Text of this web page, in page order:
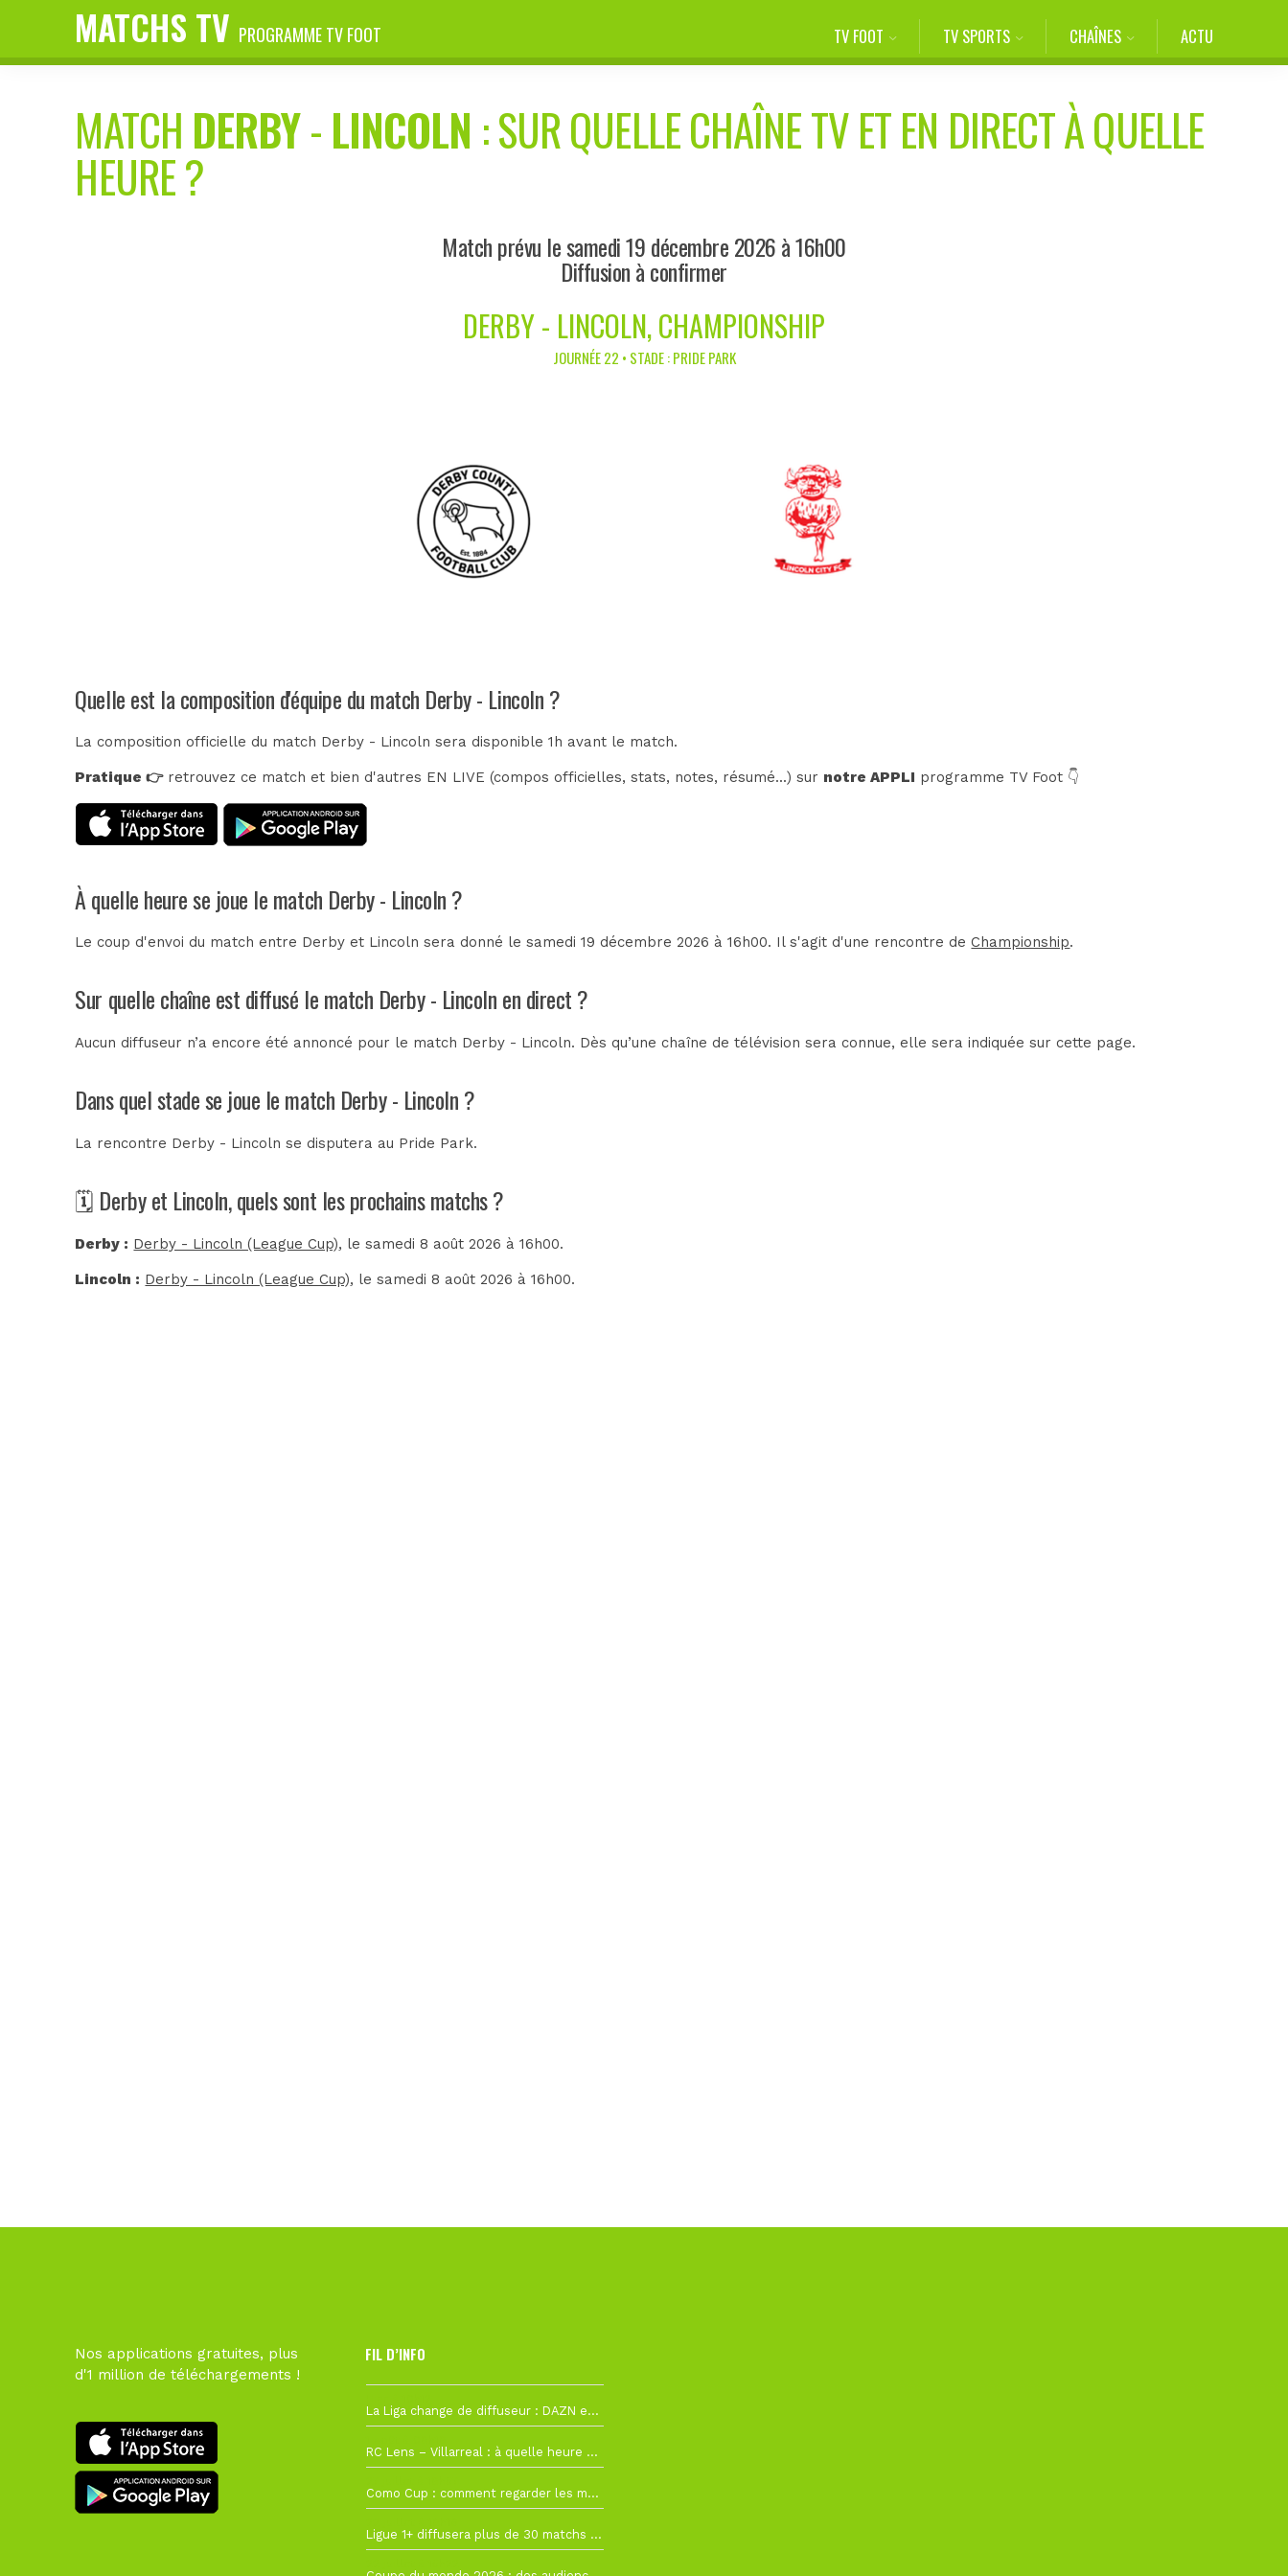
MATCHS TV PROGRAMME TV FOOT TV FOOT TV SPORTS CHAÎNES ACTU
MATCH DERBY-LINCOLN : SUR QUELLE CHAÎNE TV ET EN DIRECT À QUELLE
HEURE ?
Match prévu le samedi 19 décembre 2026 à 16h00
Diffusion à confirmer
DERBY - LINCOLN, CHAMPIONSHIP
JOURNÉE 22 • STADE : PRIDE PARK
Quelle est la composition d'équipe du match Derby - Lincoln ?
La composition officielle du match Derby - Lincoln sera disponible 1h avant le match.
Pratique 👉retrouvez ce match et bien d'autres EN LIVE (compos officielles, stats, notes, résumé...) sur notre APPLI programme TV Foot 👇
À quelle heure se joue le match Derby - Lincoln ?
Le coup d'envoi du match entre Derby et Lincoln sera donné le samedi 19 décembre 2026 à 16h00. Il s'agit d'une rencontre deChampionship.
Sur quelle chaîne est diffusé le match Derby - Lincoln en direct ?
Aucun diffuseur n’a encore été annoncé pour le match Derby - Lincoln. Dès qu’une chaîne de télévision sera connue, elle sera indiquée sur cette page.
Dans quel stade se joue le match Derby - Lincoln ?
La rencontre Derby - Lincoln se disputera au Pride Park.
🗓️ Derby et Lincoln, quels sont les prochains matchs ?
Derby : Derby - Lincoln (League Cup), le samedi 8 août 2026 à 16h00.
Lincoln : Derby - Lincoln (League Cup), le samedi 8 août 2026 à 16h00.
Nos applications gratuites, plus
d'1 million de téléchargements !
FIL D’INFO
La Liga change de diffuseur : DAZN et Disney+ remplacent beIN Sports !
RC Lens – Villarreal : à quelle heure et sur quelle chaîne voir la finale de la Como Cup ?
Como Cup : comment regarder les matchs du RC Lens en direct ?
Ligue 1+ diffusera plus de 30 matchs amicaux avant la reprise de la Ligue 1